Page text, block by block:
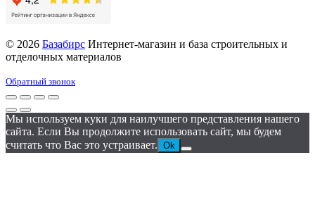
© 2026 Базабирс Интернет-магазин и база строительных и
отделочных материалов
Обратный звонок
Мы используем куки для наилучшего представления нашего
сайта. Если Вы продолжите использовать сайт, мы будем
считать что Вас это устраивает. Ok